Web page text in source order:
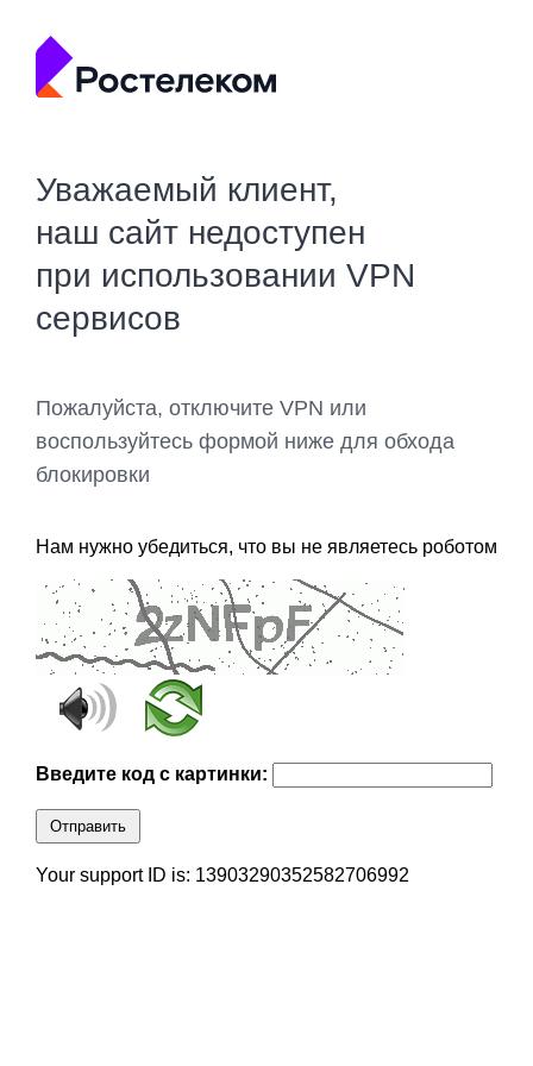
Уважаемый клиент,
наш сайт недоступен
при использовании VPN
сервисов
Пожалуйста, отключите VPN или
воспользуйтесь формой ниже для обхода
блокировки
Нам нужно убедиться, что вы не являетесь роботом
Введите код с картинки:
Отправить
Your support ID is: 13903290352582706992